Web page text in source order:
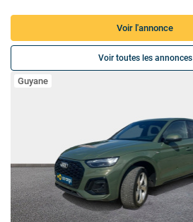
Voir l'annonce
Voir toutes les annonces
Guyane